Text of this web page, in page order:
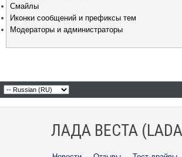
Смайлы
Иконки сообщений и префиксы тем
Модераторы и администраторы
ЛАДА ВЕСТА (LADA